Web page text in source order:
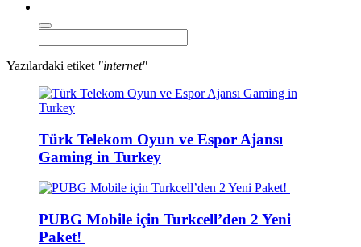
Yazılardaki etiket "internet"
Türk Telekom Oyun ve Espor Ajansı
Gaming in Turkey
PUBG Mobile için Turkcell’den 2 Yeni
Paket!